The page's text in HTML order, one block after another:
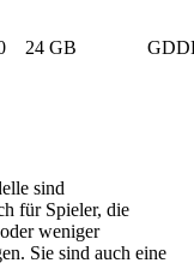
24 GB
sind
für Spieler, die
weniger
Sie sind auch eine